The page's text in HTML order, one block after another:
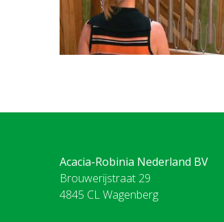
Acacia-Robinia Nederland BV
Brouwerijstraat 29
4845 CL Wagenberg